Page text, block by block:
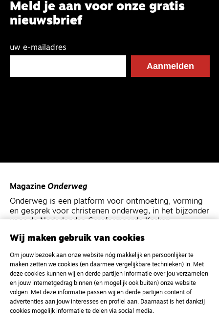
Meld je aan voor onze gratis
nieuwsbrief
uw e-mailadres
Magazine Onderweg
Onderweg is een platform voor ontmoeting, vorming
en gesprek voor christenen onderweg, in het bijzonder
voor de Nederlandse Gereformeerde Kerken.
Kvk-nummer 33277063
NL46 INGB 0117 5827 86
info@onderwegonline.nl
Wij maken gebruik van cookies
Om jouw bezoek aan onze website nóg makkelijk en persoonlijker te
maken zetten we cookies (en daarmee vergelijkbare technieken) in. Met
deze cookies kunnen wij en derde partijen informatie over jou verzamelen
en jouw internetgedrag binnen (en mogelijk ook buiten) onze website
volgen. Met deze informatie passen wij en derde partijen content of
advertenties aan jouw interesses en profiel aan. Daarnaast is het dankzij
cookies mogelijk informatie te delen via social media.